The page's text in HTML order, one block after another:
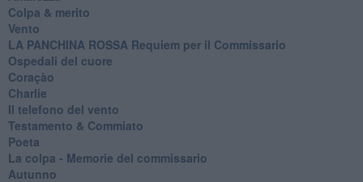
Colpa & merito
Vento
​LA PANCHINA ROSSA Requiem per il Commissario
Ospedali del cuore
Coraçào
Charlie
Il telefono del vento
Testamento & Commiato
Poeta
​La colpa - Memorie del commissario
Autunno